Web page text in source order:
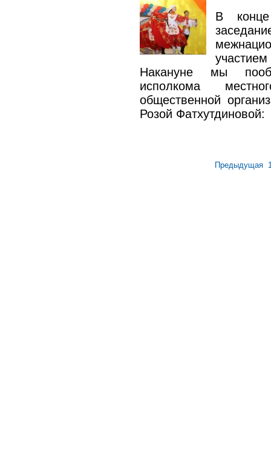
В
Накануне мы
исполкома
общественной
Розой Фатхутдиновой:
Предыдущая